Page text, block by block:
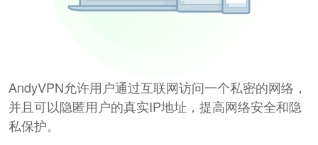
AndyVPN允许用户通过互联网访问一个私密的网络，
并且可以隐匿用户的真实IP地址，提高网络安全和隐
私保护。